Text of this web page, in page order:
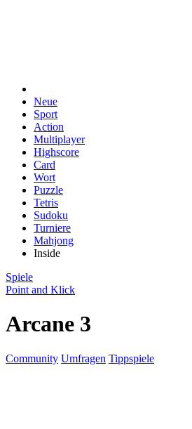
Neue
Sport
Action
Multiplayer
Highscore
Card
Wort
Puzzle
Tetris
Sudoku
Turniere
Mahjong
Inside
Spiele
Point and Klick
Arcane 3
Community Umfragen Tippspiele